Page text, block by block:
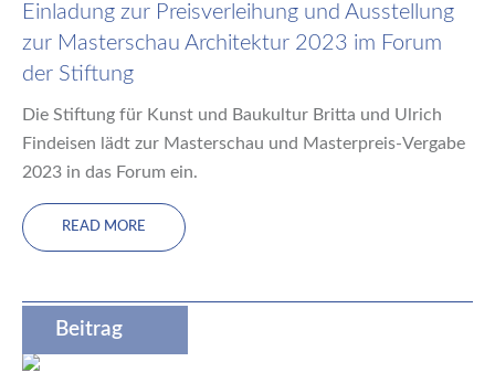
Einladung zur Preisverleihung und Ausstellung
zur Masterschau Architektur 2023 im Forum
der Stiftung
Die Stiftung für Kunst und Baukultur Britta und Ulrich
Findeisen lädt zur Masterschau und Masterpreis-Vergabe
2023 in das Forum ein.
READ MORE
Beitrag